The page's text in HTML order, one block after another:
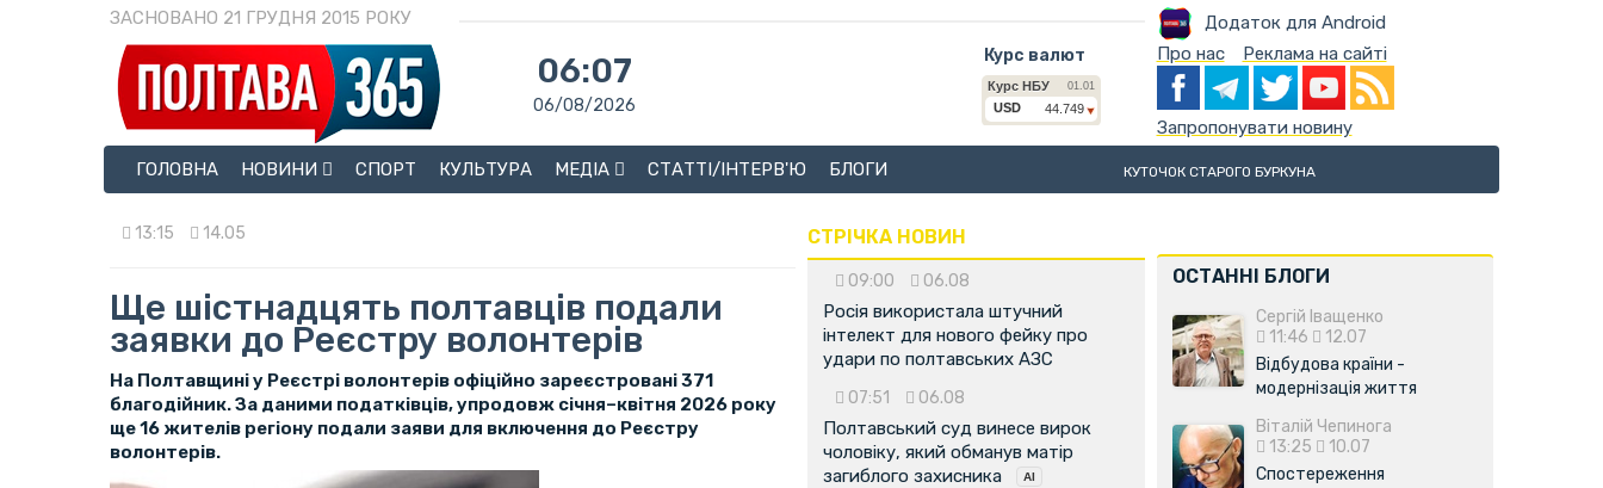
ЗАСНОВАНО 21 ГРУДНЯ 2015 РОКУ Додаток для Android
06:07
06/08/2026
Курс валют Про нас Реклама на сайті
Запропонувати новину
ГОЛОВНА
НОВИНИ СПОРТ КУЛЬТУРА МЕДІА СТАТТІ/ІНТЕРВ'Ю БЛОГИ КУТОЧОК СТАРОГО БУРКУНА
13:15 14.05
Ще шістнадцять полтавців подали
заявки до Реєстру волонтерів
На Полтавщині у Реєстрі волонтерів офіційно зареєстровані 371
благодійник. За даними податківців, упродовж січня–квітня 2026 року
ще 16 жителів регіону подали заяви для включення до Реєстру
волонтерів.
СТРІЧКА НОВИН
09:00 06.08
Росія використала штучний
інтелект для нового фейку про
удари по полтавських АЗС
07:51 06.08
Полтавський суд винесе вирок
чоловіку, який обманув матір
загиблого захисника
ОСТАННІ БЛОГИ
Сергій Іващенко
11:46
12.07
Відбудова країни -
модернізація життя
Віталій Чепинога
13:25
10.07
Спостереження